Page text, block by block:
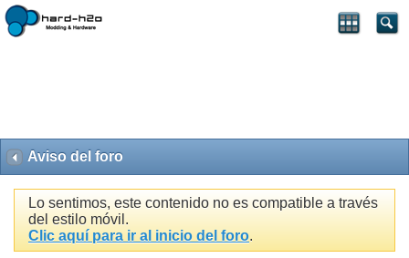
Aviso del foro
Lo sentimos, este contenido no es compatible a través
del estilo móvil.
Clic aquí para ir al inicio del foro.